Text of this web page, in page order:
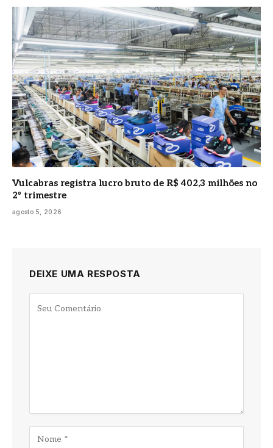
Vulcabras registra lucro bruto de R$ 402,3 milhões no
2º trimestre
agosto 5, 2026
DEIXE UMA RESPOSTA